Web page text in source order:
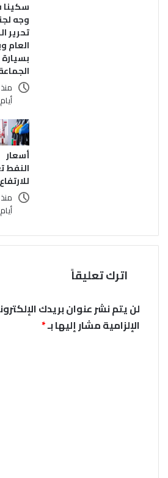
سكينا
وجه
تحرير
العام
بسيارة
أيام
أسعار
النفط
للارتفاع
أيام
اترك تعليقاً
لن يتم نشر عنوان بريدك
الإلزامية مشار إليها بـ*